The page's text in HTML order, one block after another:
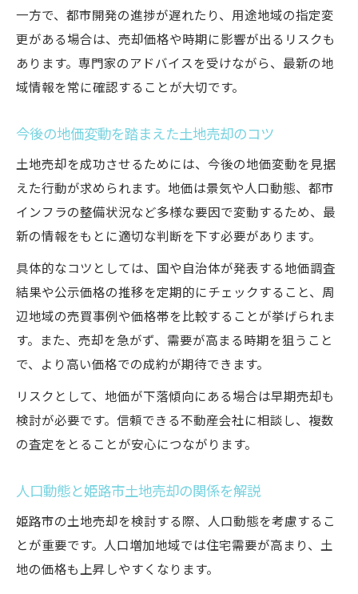
一方で、都市開発の進捗が遅れたり、用途地域の指定変
更がある場合は、売却価格や時期に影響が出るリスクも
あります。専門家のアドバイスを受けながら、最新の地
域情報を常に確認することが大切です。
今後の地価変動を踏まえた土地売却のコツ
土地売却を成功させるためには、今後の地価変動を見据
えた行動が求められます。地価は景気や人口動態、都市
インフラの整備状況など多様な要因で変動するため、最
新の情報をもとに適切な判断を下す必要があります。
具体的なコツとしては、国や自治体が発表する地価調査
結果や公示価格の推移を定期的にチェックすること、周
辺地域の売買事例や価格帯を比較することが挙げられま
す。また、売却を急がず、需要が高まる時期を狙うこと
で、より高い価格での成約が期待できます。
リスクとして、地価が下落傾向にある場合は早期売却も
検討が必要です。信頼できる不動産会社に相談し、複数
の査定をとることが安心につながります。
人口動態と姫路市土地売却の関係を解説
姫路市の土地売却を検討する際、人口動態を考慮するこ
とが重要です。人口増加地域では住宅需要が高まり、土
地の価格も上昇しやすくなります。